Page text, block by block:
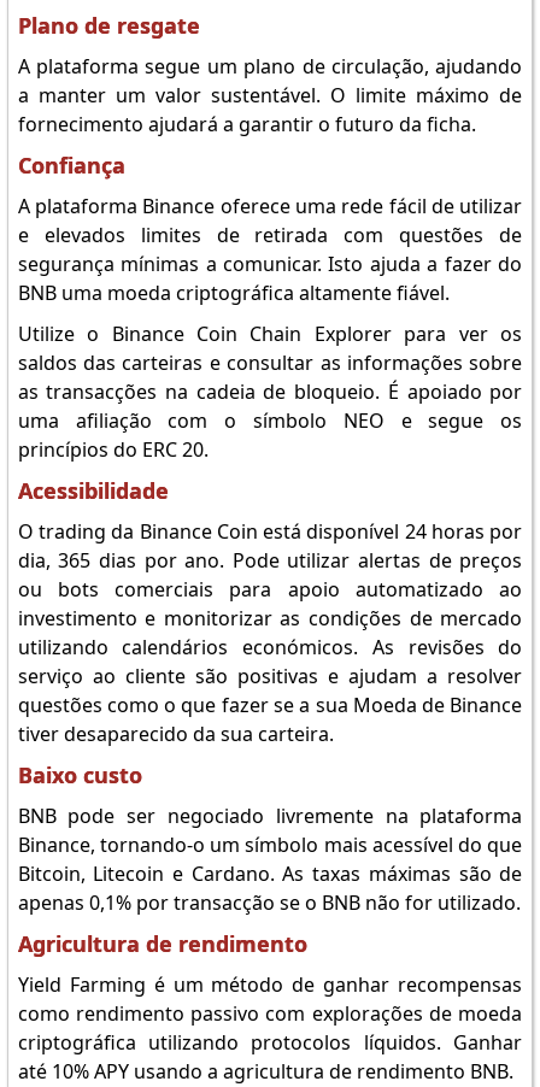
Plano de resgate
A plataforma segue um plano de circulação, ajudando
a manter um valor sustentável. O limite máximo de
fornecimento ajudará a garantir o futuro da ficha.
Confiança
A plataforma Binance oferece uma rede fácil de utilizar
e elevados limites de retirada com questões de
segurança mínimas a comunicar. Isto ajuda a fazer do
BNB uma moeda criptográfica altamente fiável.
Utilize o Binance Coin Chain Explorer para ver os
saldos das carteiras e consultar as informações sobre
as transacções na cadeia de bloqueio. É apoiado por
uma afiliação com o símbolo NEO e segue os
princípios do ERC 20.
Acessibilidade
O trading da Binance Coin está disponível 24 horas por
dia, 365 dias por ano. Pode utilizar alertas de preços
ou bots comerciais para apoio automatizado ao
investimento e monitorizar as condições de mercado
utilizando calendários económicos. As revisões do
serviço ao cliente são positivas e ajudam a resolver
questões como o que fazer se a sua Moeda de Binance
tiver desaparecido da sua carteira.
Baixo custo
BNB pode ser negociado livremente na plataforma
Binance, tornando-o um símbolo mais acessível do que
Bitcoin, Litecoin e Cardano. As taxas máximas são de
apenas 0,1% por transacção se o BNB não for utilizado.
Agricultura de rendimento
Yield Farming é um método de ganhar recompensas
como rendimento passivo com explorações de moeda
criptográfica utilizando protocolos líquidos. Ganhar
até 10% APY usando a agricultura de rendimento BNB.